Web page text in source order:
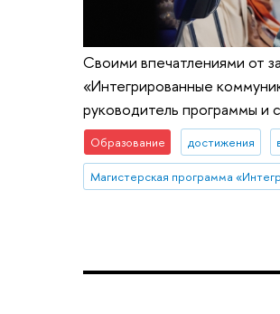
Своими впечатлениями от
«Интегрированные
руководитель программы и
Образование достижения